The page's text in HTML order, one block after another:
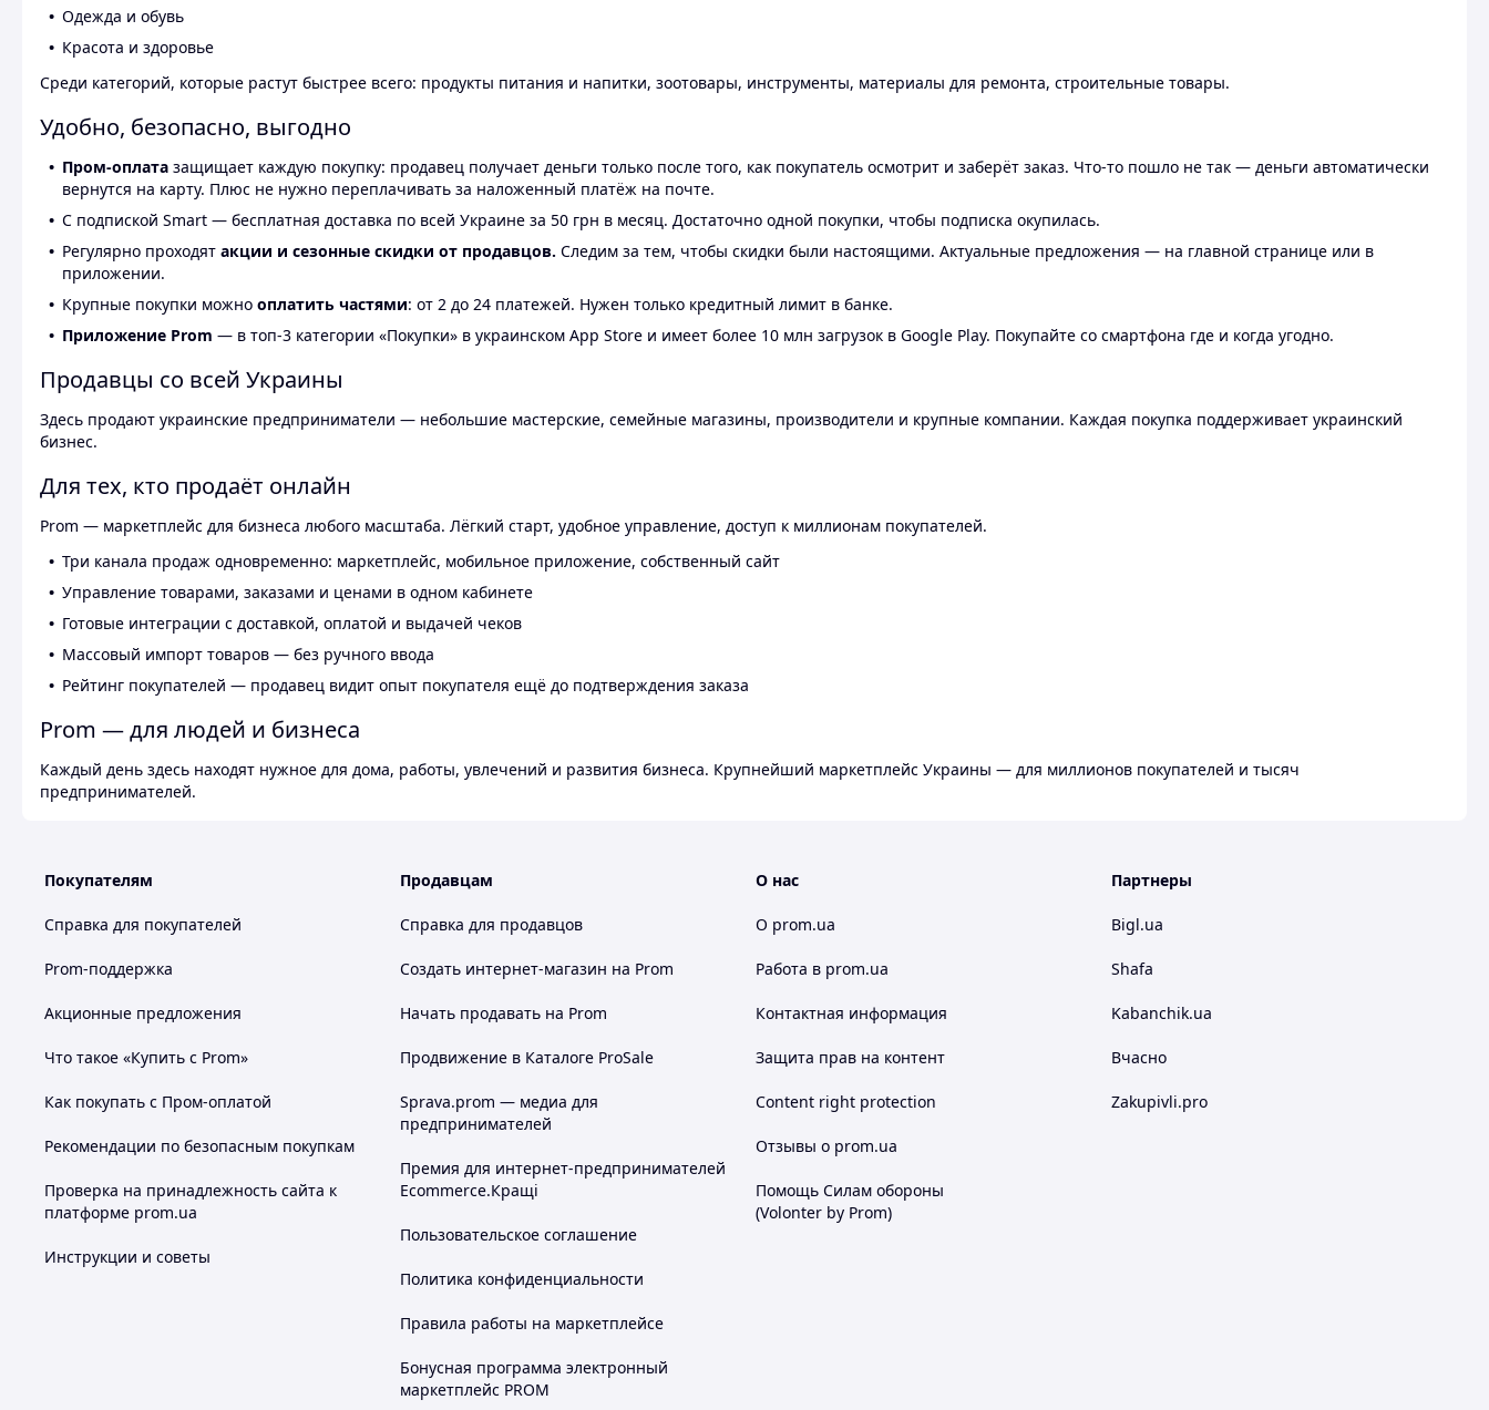
Одежда и обувь
Красота и здоровье
Среди категорий, которые растут быстрее всего: продукты питания и напитки, зоотовары, инструменты, материалы для ремонта, строительные товары.
Удобно, безопасно, выгодно
Пром-оплата защищает каждую покупку: продавец получает деньги только после того, как покупатель осмотрит и заберёт заказ. Что-то пошло не так — деньги автоматически
вернутся на карту. Плюс не нужно переплачивать за наложенный платёж на почте.
С подпиской Smart — бесплатная доставка по всей Украине за 50 грн в месяц. Достаточно одной покупки, чтобы подписка окупилась.
Регулярно проходят акции и сезонные скидки от продавцов. Следим за тем, чтобы скидки были настоящими. Актуальные предложения — на главной странице или в
приложении.
Крупные покупки можно оплатить частями: от 2 до 24 платежей. Нужен только кредитный лимит в банке.
Приложение Prom — в топ-3 категории «Покупки» в украинском App Store и имеет более 10 млн загрузок в Google Play. Покупайте со смартфона где и когда угодно.
Продавцы со всей Украины
Здесь продают украинские предприниматели — небольшие мастерские, семейные магазины, производители и крупные компании. Каждая покупка поддерживает украинский
бизнес.
Для тех, кто продаёт онлайн
Prom — маркетплейс для бизнеса любого масштаба. Лёгкий старт, удобное управление, доступ к миллионам покупателей.
Три канала продаж одновременно: маркетплейс, мобильное приложение, собственный сайт
Управление товарами, заказами и ценами в одном кабинете
Готовые интеграции с доставкой, оплатой и выдачей чеков
Массовый импорт товаров — без ручного ввода
Рейтинг покупателей — продавец видит опыт покупателя ещё до подтверждения заказа
Prom — для людей и бизнеса
Каждый день здесь находят нужное для дома, работы, увлечений и развития бизнеса. Крупнейший маркетплейс Украины — для миллионов покупателей и тысяч
предпринимателей.
Покупателям
Справка для покупателей
Prom-поддержка
Акционные предложения
Что такое «Купить с Prom»
Как покупать с Пром-оплатой
Рекомендации по безопасным покупкам
Проверка на принадлежность сайта к
платформе prom.ua
Инструкции и советы
Продавцам
Справка для продавцов
Создать интернет-магазин на Prom
Начать продавать на Prom
Продвижение в Каталоге ProSale
Sprava.prom — медиа для
предпринимателей
Премия для интернет-предпринимателей
Ecommerce.Кращі
Пользовательское соглашение
Политика конфиденциальности
Правила работы на маркетплейсе
Бонусная программа электронный
маркетплейс PROM
О нас
О prom.ua
Работа в prom.ua
Контактная информация
Защита прав на контент
Content right protection
Отзывы о prom.ua
Помощь Силам обороны
(Volonter by Prom)
Партнеры
Bigl.ua
Shafa
Kabanchik.ua
Вчасно
Zakupivli.pro